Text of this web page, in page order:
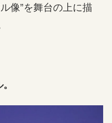
像”を舞台の上に描